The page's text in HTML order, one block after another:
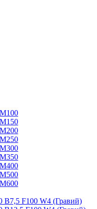
F100 W4 (Гравий)